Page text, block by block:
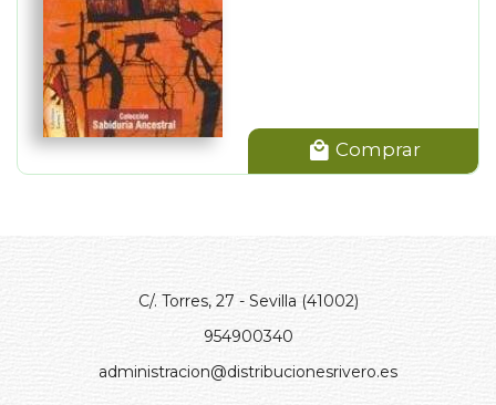
Comprar
C/. Torres, 27 - Sevilla (41002)
954900340
administracion@distribucionesrivero.es